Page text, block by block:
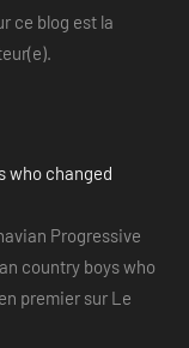
ce blog est la
who changed
Progressive
country boys who
premier sur Le